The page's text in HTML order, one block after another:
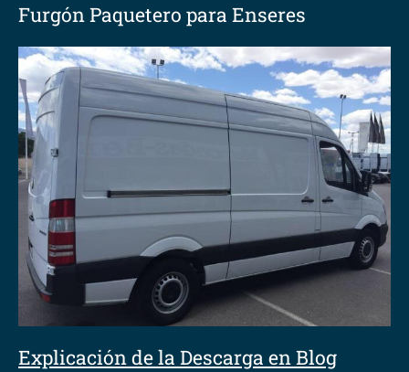
Furgón Paquetero para Enseres
Explicación de la Descarga en Blog